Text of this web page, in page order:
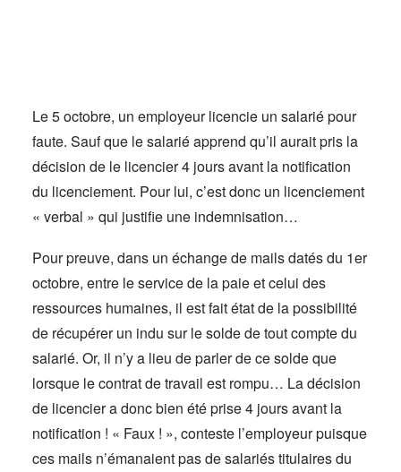
Le 5 octobre, un employeur licencie un salarié pour
faute. Sauf que le salarié apprend qu’il aurait pris la
décision de le licencier 4 jours avant la notification
du licenciement. Pour lui, c’est donc un licenciement
« verbal » qui justifie une indemnisation…
Pour preuve, dans un échange de mails datés du 1er
octobre, entre le service de la paie et celui des
ressources humaines, il est fait état de la possibilité
de récupérer un indu sur le solde de tout compte du
salarié. Or, il n’y a lieu de parler de ce solde que
lorsque le contrat de travail est rompu… La décision
de licencier a donc bien été prise 4 jours avant la
notification ! « Faux ! », conteste l’employeur puisque
ces mails n’émanaient pas de salariés titulaires du